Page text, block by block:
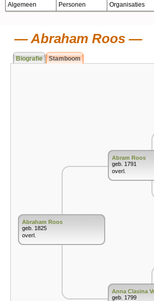
Algemeen Personen Organisaties
Abraham Roos
Biografie Stamboom
Abraham Roos
geb. 1825
overl.
Abram Roos
geb. 1791
overl.
Anna Clasina
geb. 1799